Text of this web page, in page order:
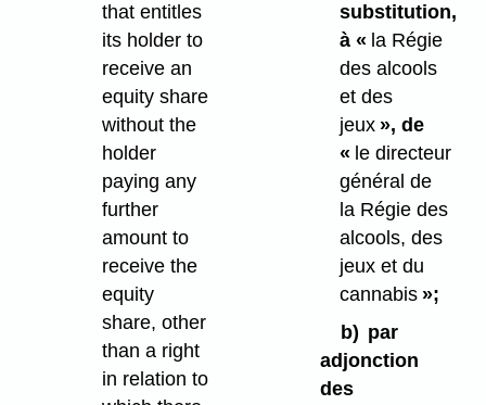
that entitles
its holder to
receive an
equity share
without the
holder
paying any
further
amount to
receive the
equity
share, other
than a right
in relation to
substitution,
à « la Régie
des alcools
et des
jeux», de
« le directeur
général de
la Régie des
alcools, des
jeux et du
cannabis»;
b) par
adjonction
des